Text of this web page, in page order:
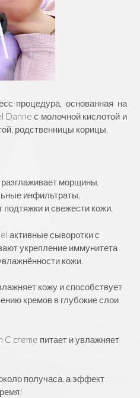
процедура, основанная на
Danne с молочной кислотой и
родственницы корицы.
морщины,
инфильтраты,
и свежести кожи.
активные сыворотки с
укрепление иммунитета
кожи.
кожу и способствует
кремов в глубокие слои
creme питает и увлажняет
получаса, а эффект